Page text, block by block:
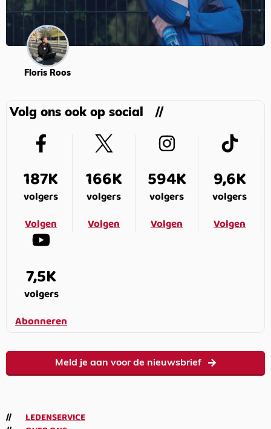
Floris Roos
Volg ons ook op social
187K
volgers
Volgen
166K
volgers
Volgen
594K
volgers
Volgen
9,6K
volgers
Volgen
7,5K
volgers
Abonneren
Meld je aan voor de nieuwsbrief
LEDENSERVICE